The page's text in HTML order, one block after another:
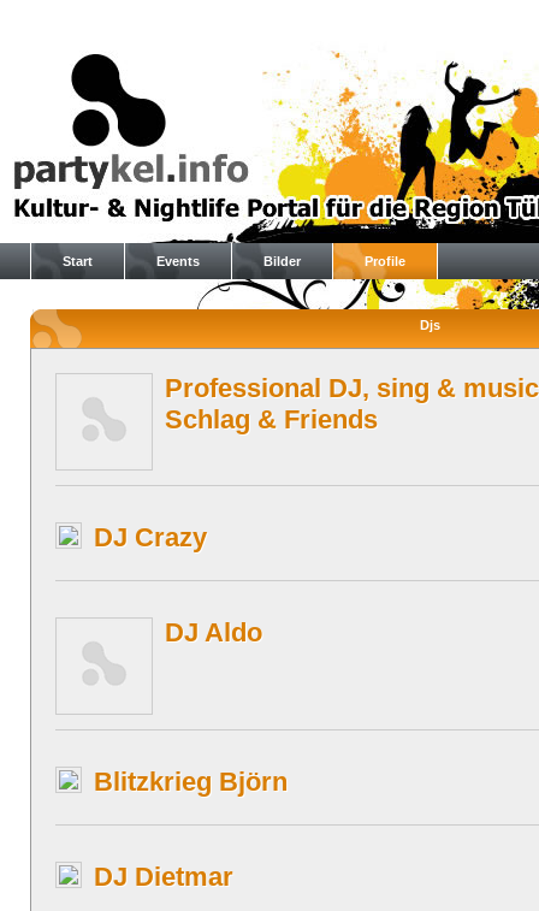
Start Events Bilder Profile
Djs
Professional DJ, sing &
Schlag & Friends
DJ Crazy
DJ Aldo
Blitzkrieg Björn
DJ Dietmar